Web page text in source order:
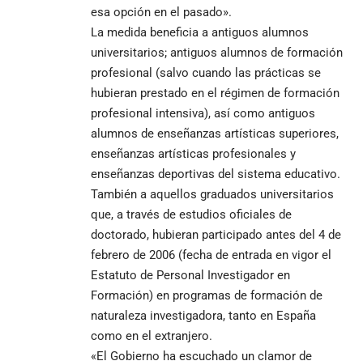
esa opción en el pasado».
La medida beneficia a antiguos alumnos
universitarios; antiguos alumnos de formación
profesional (salvo cuando las prácticas se
hubieran prestado en el régimen de formación
profesional intensiva), así como antiguos
alumnos de enseñanzas artísticas superiores,
enseñanzas artísticas profesionales y
enseñanzas deportivas del sistema educativo.
También a aquellos graduados universitarios
que, a través de estudios oficiales de
doctorado, hubieran participado antes del 4 de
febrero de 2006 (fecha de entrada en vigor el
Estatuto de Personal Investigador en
Formación) en programas de formación de
naturaleza investigadora, tanto en España
como en el extranjero.
«El Gobierno ha escuchado un clamor de